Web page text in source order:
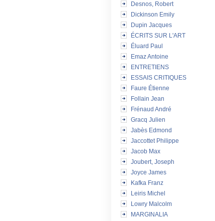
Desnos, Robert
Dickinson Emily
Dupin Jacques
ÉCRITS SUR L'ART
Éluard Paul
Emaz Antoine
ENTRETIENS
ESSAIS CRITIQUES
Faure Étienne
Follain Jean
Frénaud André
Gracq Julien
Jabès Edmond
Jaccottet Philippe
Jacob Max
Joubert, Joseph
Joyce James
Kafka Franz
Leiris Michel
Lowry Malcolm
MARGINALIA